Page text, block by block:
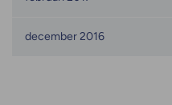
december 2016